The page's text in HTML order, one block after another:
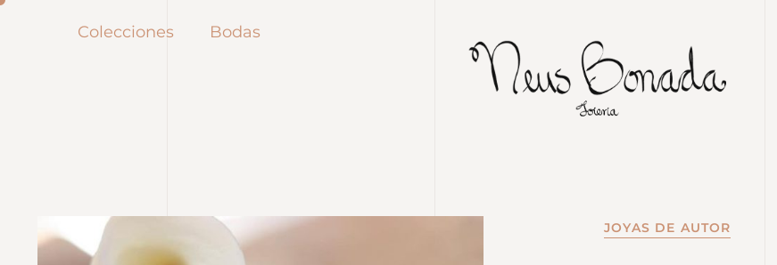
Colecciones Bodas
JOYAS DE AUTOR